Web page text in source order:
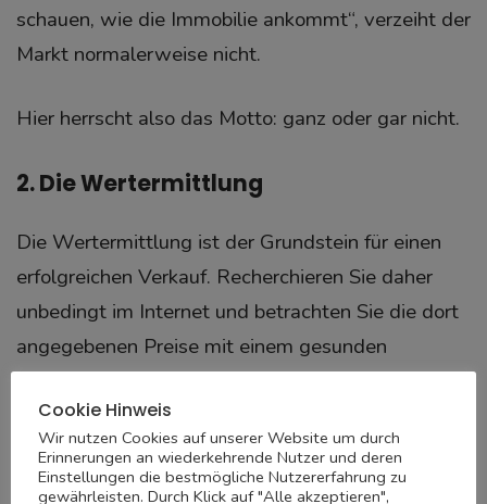
schauen, wie die Immobilie ankommt“, verzeiht der
Markt normalerweise nicht.
Hier herrscht also das Motto: ganz oder gar nicht.
2. Die Wertermittlung
Die Wertermittlung ist der Grundstein für einen
erfolgreichen Verkauf. Recherchieren Sie daher
unbedingt im Internet und betrachten Sie die dort
angegebenen Preise mit einem gesunden
Denn was Sie auf den verschiedenen Plattformen
sehen, sind Angebote und somit auch
Cookie Hinweis
Wir nutzen Cookies auf unserer Website um durch
Erinnerungen an wiederkehrende Nutzer und deren
Einstellungen die bestmögliche Nutzererfahrung zu
gewährleisten. Durch Klick auf "Alle akzeptieren",